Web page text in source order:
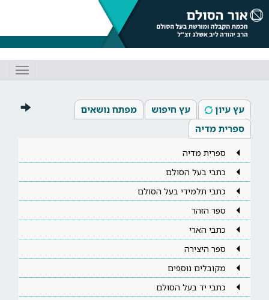
עץ עיון עץ חיפוש
מפתח נושאים
ספרית מדיה
ספרית מדיה
כתבי בעל הסולם
כתבי תלמידי בעל הסולם
ספר הזהר
כתבי הארי
ספר היצירה
מקובלים נוספים
כתבי יד בעל הסולם